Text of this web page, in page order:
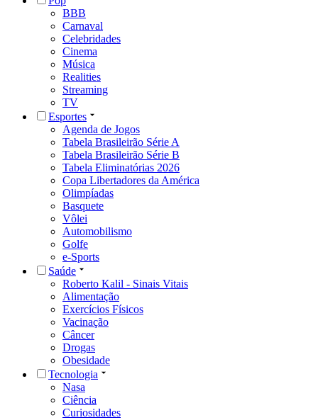
BBB
Carnaval
Celebridades
Cinema
Música
Realities
Streaming
TV
Esportes
Agenda de Jogos
Tabela Brasileirão Série A
Tabela Brasileirão Série B
Tabela Eliminatórias 2026
Copa Libertadores da América
Olimpíadas
Basquete
Vôlei
Automobilismo
Golfe
e-Sports
Saúde
Roberto Kalil - Sinais Vitais
Alimentação
Exercícios Físicos
Vacinação
Câncer
Drogas
Obesidade
Tecnologia
Nasa
Ciência
Curiosidades